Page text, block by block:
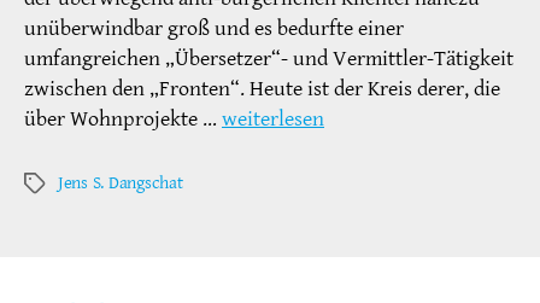
unüberwindbar groß und es bedurfte einer
umfangreichen „Übersetzer“- und Vermittler-Tätigkeit
zwischen den „Fronten“. Heute ist der Kreis derer, die
über Wohnprojekte … weiterlesen
Schlagwörter
Jens S. Dangschat